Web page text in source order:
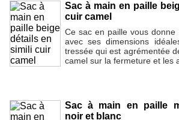
Sac à main en paille
cuir camel
Ce sac en paille vous donne
avec ses dimensions
tressée qui est agrémentée
camel sur la fermeture et les
Sac à main en paille
noir et blanc